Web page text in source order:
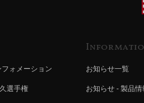
ォメーション
選手権
お知らせ一覧
お知らせ - 製品情